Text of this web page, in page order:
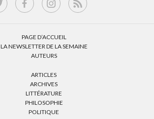
PAGE D’ACCUEIL
LA NEWSLETTER DE LA SEMAINE
AUTEURS
ARTICLES
ARCHIVES
LITTÉRATURE
PHILOSOPHIE
POLITIQUE